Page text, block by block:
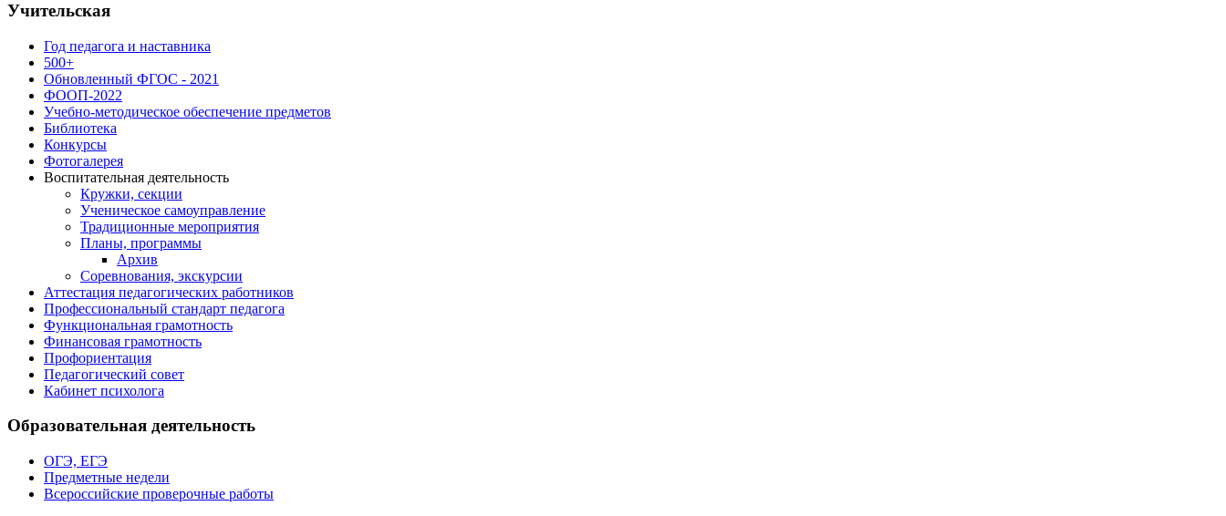
Учительская
Год педагога и наставника
500+
Обновленный ФГОС - 2021
ФООП-2022
Учебно-методическое обеспечение предметов
Библиотека
Конкурсы
Фотогалерея
Воспитательная деятельность
Кружки, секции
Ученическое самоуправление
Традиционные мероприятия
Планы, программы
Архив
Соревнования, экскурсии
Аттестация педагогических работников
Профессиональный стандарт педагога
Функциональная грамотность
Финансовая грамотность
Профориентация
Педагогический совет
Кабинет психолога
Образовательная деятельность
ОГЭ, ЕГЭ
Предметные недели
Всероссийские проверочные работы